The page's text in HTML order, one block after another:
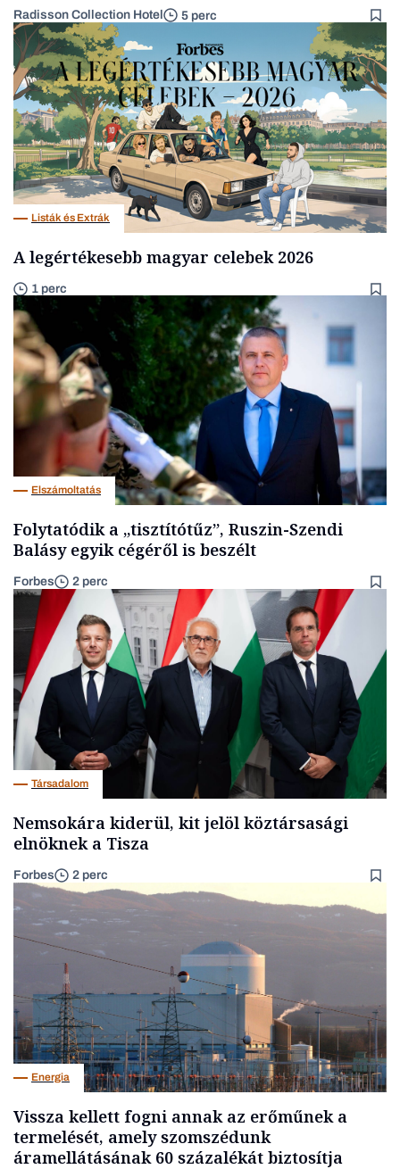
Radisson Collection Hotel 5 perc
Listák és Extrák
A legértékesebb magyar celebek 2026
1 perc
Elszámoltatás
Folytatódik a „tisztítótűz”, Ruszin-Szendi
Balásy egyik cégéről is beszélt
Forbes 2 perc
Társadalom
Nemsokára kiderül, kit jelöl köztársasági
elnöknek a Tisza
Forbes 2 perc
Energia
Vissza kellett fogni annak az erőműnek a
termelését, amely szomszédunk
áramellátásának 60 százalékát biztosítja